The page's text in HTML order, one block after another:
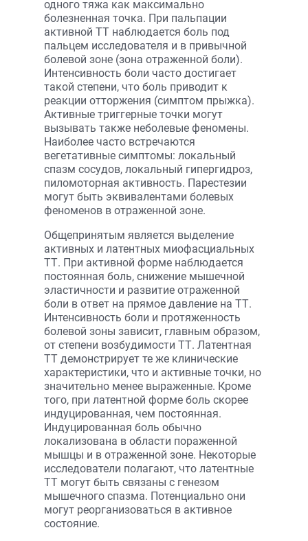
одного тяжа как максимально
болезненная точка. При пальпации
активной ТТ наблюдается боль под
пальцем исследователя и в привычной
болевой зоне (зона отраженной боли).
Интенсивность боли часто достигает
такой степени, что боль приводит к
реакции отторжения (симптом прыжка).
Активные триггерные точки могут
вызывать также неболевые феномены.
Наиболее часто встречаются
вегетативные симптомы: локальный
спазм сосудов, локальный гипергидроз,
пиломоторная активность. Парестезии
могут быть эквивалентами болевых
феноменов в отраженной зоне.
Общепринятым является выделение
активных и латентных миофасциальных
ТТ. При активной форме наблюдается
постоянная боль, снижение мышечной
эластичности и развитие отраженной
боли в ответ на прямое давление на ТТ.
Интенсивность боли и протяженность
болевой зоны зависит, главным образом,
от степени возбудимости ТТ. Латентная
ТТ демонстрирует те же клинические
характеристики, что и активные точки, но
значительно менее выраженные. Кроме
того, при латентной форме боль скорее
индуцированная, чем постоянная.
Индуцированная боль обычно
локализована в области пораженной
мышцы и в отраженной зоне. Некоторые
исследователи полагают, что латентные
ТТ могут быть связаны с генезом
мышечного спазма. Потенциально они
могут реорганизоваться в активное
состояние.